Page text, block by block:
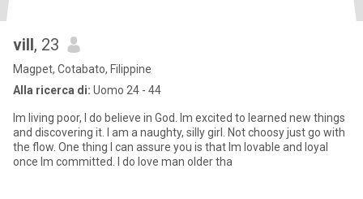
vill, 23
Magpet, Cotabato, Filippine
Alla ricerca di: Uomo 24 - 44
Im living poor, I do believe in God. Im excited to learned new things
and discovering it. I am a naughty, silly girl. Not choosy just go with
the flow. One thing I can assure you is that Im lovable and loyal
once Im committed. I do love man older tha